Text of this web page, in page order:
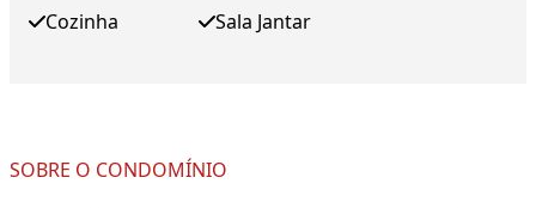
Cozinha
Sala Jantar
SOBRE O CONDOMÍNIO